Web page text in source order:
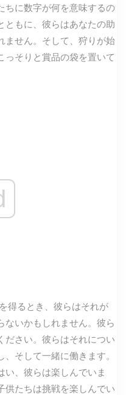
ちに数字が何を意味するの
ともに、彼らはあなたの助
ません。そして、狩りが始
っそりと賞品の袋を置いて
得るとき、彼らはそれが
ないかもしれません。彼ら
ださい。彼らはそれについ
そして一緒に働きます。
い、彼らは楽しんでいま
供たちは挑戦を楽しんでい